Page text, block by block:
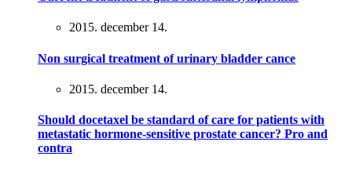
2015. december 14.
Non surgical treatment of urinary bladder cance
2015. december 14.
Should docetaxel be standard of care for patients with
metastatic hormone-sensitive prostate cancer? Pro and
contra